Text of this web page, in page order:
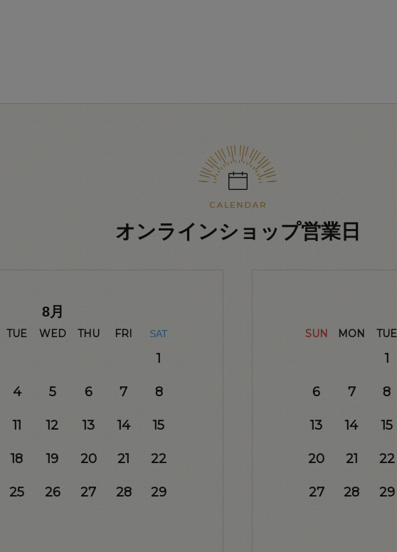
オンラインショップ営業日
8月
TUE WED THU FRI SAT
1
4 5 6 7 8
11 12 13 14 15
18 19 20 21 22
25 26 27 28 29
SUN MON TUE
1
6 7 8
13 14 15
20 21 22
27 28 29